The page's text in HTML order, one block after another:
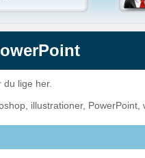
lige her.
illustrationer, PowerPoint,